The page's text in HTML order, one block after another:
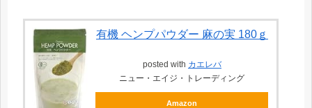
有機 ヘンプパウダー 麻の実 180ｇ
posted with カエレバ
ニュー・エイジ・トレーディング
Amazon